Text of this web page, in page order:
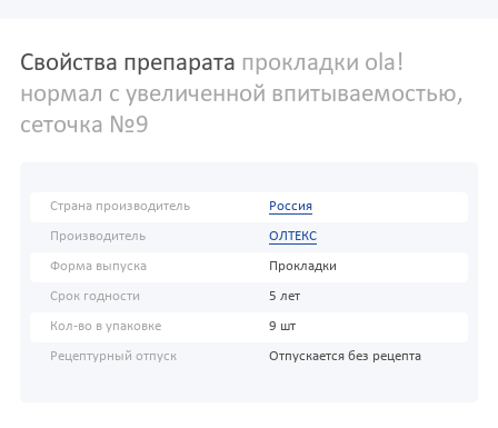
Свойства препарата прокладки ola!
нормал с увеличенной впитываемостью,
сеточка №9
Страна производитель Россия
Производитель ОЛТЕКС
Форма выпуска Прокладки
Срок годности 5 лет
Кол-во в упаковке 9 шт
Рецептурный отпуск Отпускается без рецепта